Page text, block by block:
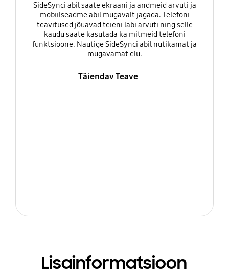
SideSynci abil saate ekraani ja andmeid arvuti ja
mobiilseadme abil mugavalt jagada. Telefoni
teavitused jõuavad teieni läbi arvuti ning selle
kaudu saate kasutada ka mitmeid telefoni
funktsioone. Nautige SideSynci abil nutikamat ja
mugavamat elu.
Täiendav Teave
Lisainformatsioon